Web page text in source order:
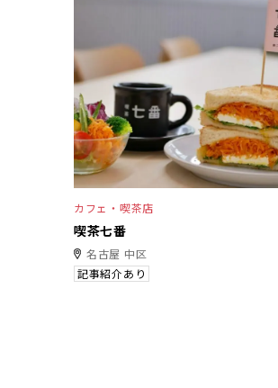
カフェ・喫茶店
喫茶七番
名古屋 中区
記事紹介あり